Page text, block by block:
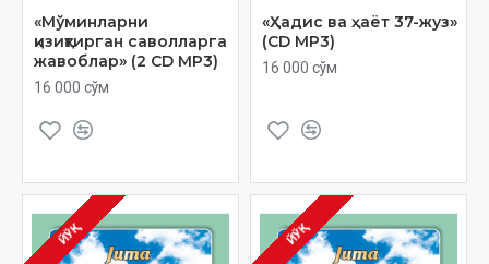
«Мўминларни
қизиқтирган саволларга
жавоблар» (2 CD МР3)
16 000 сўм
«Ҳадис ва ҳаёт 37-жуз»
(CD МР3)
16 000 сўм
ЙЎҚ ЙЎҚ